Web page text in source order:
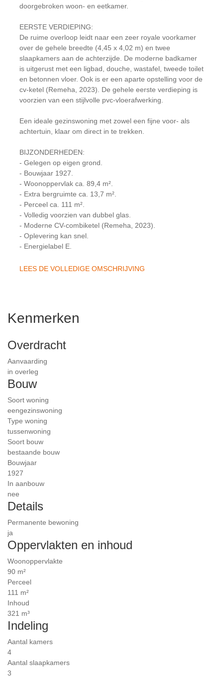
doorgebroken woon- en eetkamer.
EERSTE VERDIEPING:
De ruime overloop leidt naar een zeer royale voorkamer
over de gehele breedte (4,45 x 4,02 m) en twee
slaapkamers aan de achterzijde. De moderne badkamer
is uitgerust met een ligbad, douche, wastafel, tweede toilet
en betonnen vloer. Ook is er een aparte opstelling voor de
cv-ketel (Remeha, 2023). De gehele eerste verdieping is
voorzien van een stijlvolle pvc-vloerafwerking.
Een ideale gezinswoning met zowel een fijne voor- als
achtertuin, klaar om direct in te trekken.
BIJZONDERHEDEN:
- Gelegen op eigen grond.
- Bouwjaar 1927.
- Woonoppervlak ca. 89,4 m².
- Extra bergruimte ca. 13,7 m².
- Perceel ca. 111 m².
- Volledig voorzien van dubbel glas.
- Moderne CV-combiketel (Remeha, 2023).
- Oplevering kan snel.
- Energielabel E.
LEES DE VOLLEDIGE OMSCHRIJVING
Kenmerken
Overdracht
Aanvaarding
in overleg
Bouw
Soort woning
eengezinswoning
Type woning
tussenwoning
Soort bouw
bestaande bouw
Bouwjaar
1927
In aanbouw
nee
Details
Permanente bewoning
ja
Oppervlakten en inhoud
Woonoppervlakte
90 m²
Perceel
111 m²
Inhoud
321 m³
Indeling
Aantal kamers
4
Aantal slaapkamers
3